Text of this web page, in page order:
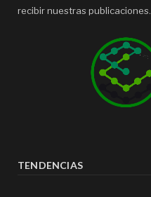
recibir nuestras publicaciones.
TENDENCIAS